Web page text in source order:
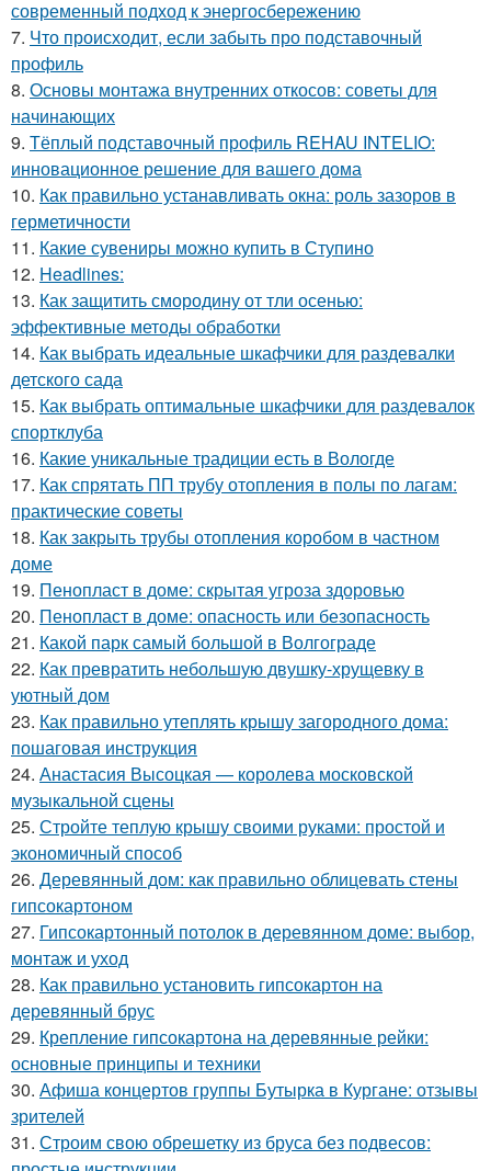
современный подход к энергосбережению
7. Что происходит, если забыть про подставочный
профиль
8. Основы монтажа внутренних откосов: советы для
начинающих
9. Тёплый подставочный профиль REHAU INTELIO:
инновационное решение для вашего дома
10. Как правильно устанавливать окна: роль зазоров в
герметичности
11. Какие сувениры можно купить в Ступино
12. Headlines:
13. Как защитить смородину от тли осенью:
эффективные методы обработки
14. Как выбрать идеальные шкафчики для раздевалки
детского сада
15. Как выбрать оптимальные шкафчики для раздевалок
спортклуба
16. Какие уникальные традиции есть в Вологде
17. Как спрятать ПП трубу отопления в полы по лагам:
практические советы
18. Как закрыть трубы отопления коробом в частном
доме
19. Пенопласт в доме: скрытая угроза здоровью
20. Пенопласт в доме: опасность или безопасность
21. Какой парк самый большой в Волгограде
22. Как превратить небольшую двушку-хрущевку в
уютный дом
23. Как правильно утеплять крышу загородного дома:
пошаговая инструкция
24. Анастасия Высоцкая — королева московской
музыкальной сцены
25. Стройте теплую крышу своими руками: простой и
экономичный способ
26. Деревянный дом: как правильно облицевать стены
гипсокартоном
27. Гипсокартонный потолок в деревянном доме: выбор,
монтаж и уход
28. Как правильно установить гипсокартон на
деревянный брус
29. Крепление гипсокартона на деревянные рейки:
основные принципы и техники
30. Афиша концертов группы Бутырка в Кургане: отзывы
зрителей
31. Строим свою обрешетку из бруса без подвесов: